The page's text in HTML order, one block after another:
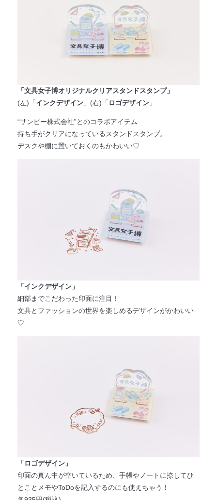
「文具女子博オリジナルクリアスタンドスタンプ」
(左)「インクデザイン」(右)「 ロゴデザイン」
“サンビー株式会社”とのコラボアイテム
持ち手がクリアになっているスタンドスタンプ。
デスクや棚に置いておくのもかわいい♡
「インクデザイン」
細部までこだわった印面に注目！
文具とファッションの世界を楽しめるデザインがかわいい
♡
「ロゴデザイン」
印面の真ん中が空いているため、手帳やノートに捺してひ
とことメモやToDoを記入するのにも使えちゃう！